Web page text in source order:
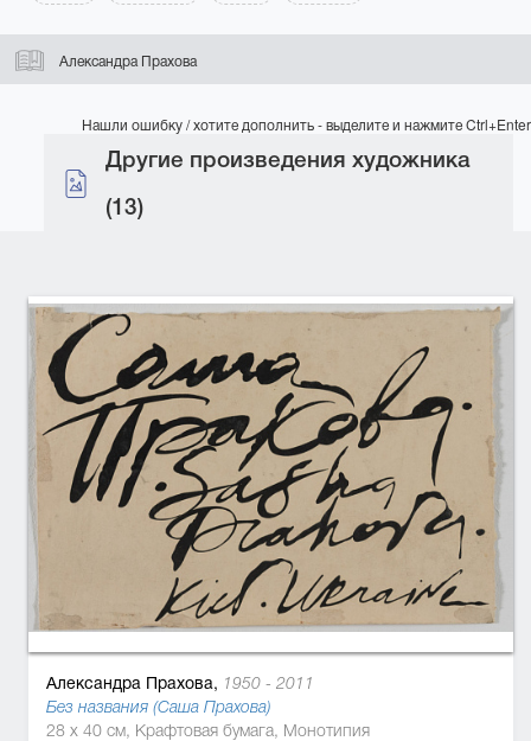
Александра Прахова
Нашли ошибку / хотите дополнить - выделите и нажмите Ctrl+Enter
Другие произведения художника
(13)
Александра Прахова, 1950 - 2011
Без названия (Саша Прахова)
28 x 40 см, Крафтовая бумага, Монотипия